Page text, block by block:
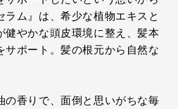
ム』は、希少な植物エキスと
健やかな頭皮環境に整え、髪本
ポート。髪の根元から自然な
の香りで、面倒と思いがちな毎